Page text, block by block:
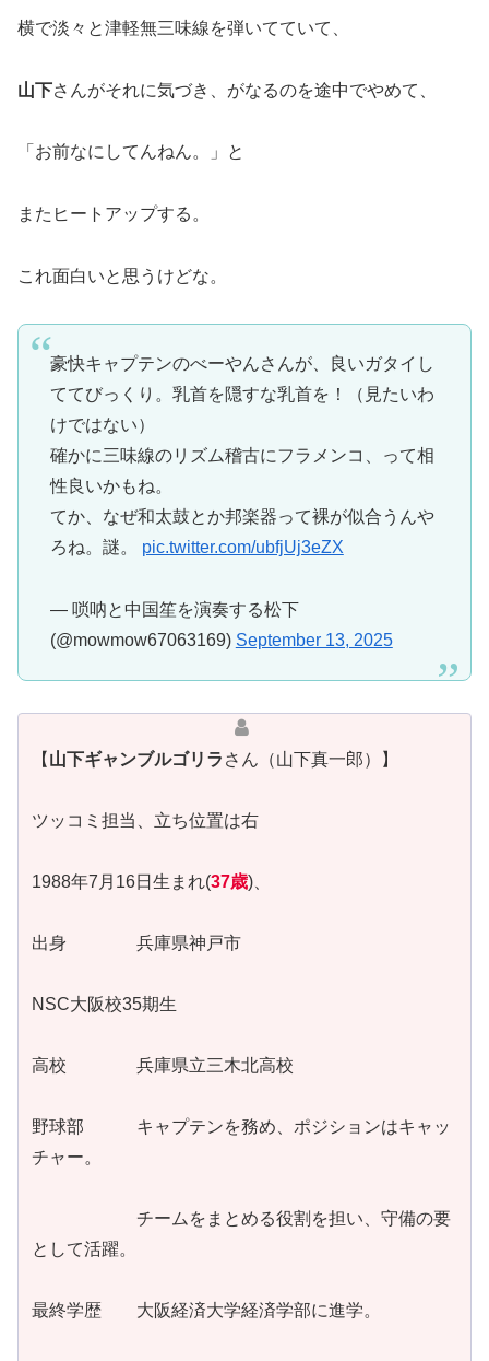
横で淡々と津軽無三味線を弾いてていて、
山下さんがそれに気づき、がなるのを途中でやめて、
「お前なにしてんねん。」と
またヒートアップする。
これ面白いと思うけどな。
豪快キャプテンのべーやんさんが、良いガタイし
ててびっくり。乳首を隠すな乳首を！（見たいわ
けではない）
確かに三味線のリズム稽古にフラメンコ、って相
性良いかもね。
てか、なぜ和太鼓とか邦楽器って裸が似合うんや
ろね。謎。 pic.twitter.com/ubfjUj3eZX
— 唢呐と中国笙を演奏する松下
(@mowmow67063169) September 13, 2025
【 山下ギャンブルゴリラ さん（山下真一郎）】
ツッコミ担当、立ち位置は右
1988年7月16日生まれ(37歳)、
出身 兵庫県神戸市
NSC大阪校35期生
高校 兵庫県立三木北高校
野球部 キャプテンを務め、ポジションはキャッ
チャー。
チームをまとめる役割を担い、守備の要
として活躍。
最終学歴 大阪経済大学経済学部に進学。